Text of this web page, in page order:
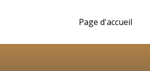
Page d'accueil